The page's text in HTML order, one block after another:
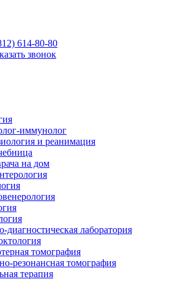
614-80-80
звонок
иммунолог
и реанимация
на дом
диагностическая лаборатория
томография
резонансная томография
терапия